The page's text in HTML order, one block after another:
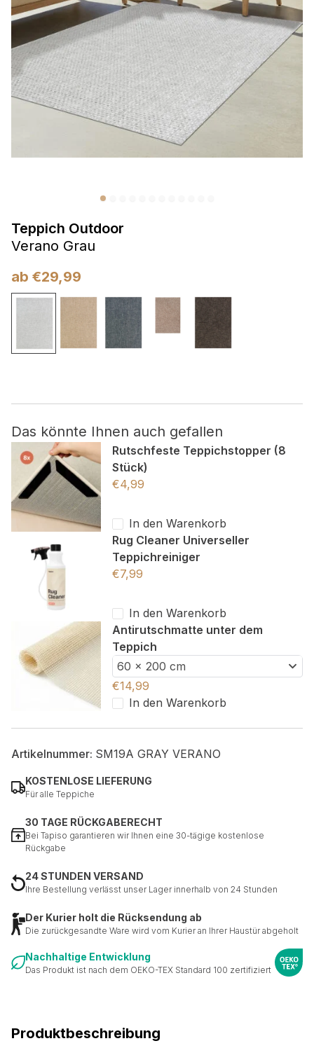
Teppich Outdoor
Verano Grau
ab €29,99
Produktbeschreibung
Das könnte Ihnen auch gefallen
Rutschfeste Teppichstopper (8
Stück)
€4,99
In den Warenkorb
Rug Cleaner Universeller
Teppichreiniger
€7,99
In den Warenkorb
Antirutschmatte unter dem
Teppich
60 x 200 cm
€14,99
In den Warenkorb
Artikelnummer: SM19A GRAY VERANO
KOSTENLOSE LIEFERUNG
Für alle Teppiche
30 TAGE RÜCKGABERECHT
Bei Tapiso garantieren wir Ihnen eine 30-tägige kostenlose
Rückgabe
24 STUNDEN VERSAND
Ihre Bestellung verlässt unser Lager innerhalb von 24 Stunden
Der Kurier holt die Rücksendung ab
Die zurückgesandte Ware wird vom Kurier an Ihrer Haustür abgeholt
Nachhaltige Entwicklung
Das Produkt ist nach dem OEKO-TEX Standard 100 zertifiziert
Präferenzen
Präferenz-Cookies ermöglichen es einer Website,
Informationen zu speichern, die die Art und Weise ändern,
wie die Website aussieht oder funktioniert, wie zum Beispiel
Ihre bevorzugte Sprache oder die Region, in der Sie sich
befinden.
Marketing
Websites hinweg zu verfolgen. Das Ziel ist es, Anzeigen
anzuzeigen, die für den einzelnen Benutzer relevant und
ansprechend sind und somit wertvoller für Herausgeber und
Werbetreibende Dritter sind.
Nicht kategorisiert.
wurden.
Alle ablehnen
Meine Einstellungen speichern